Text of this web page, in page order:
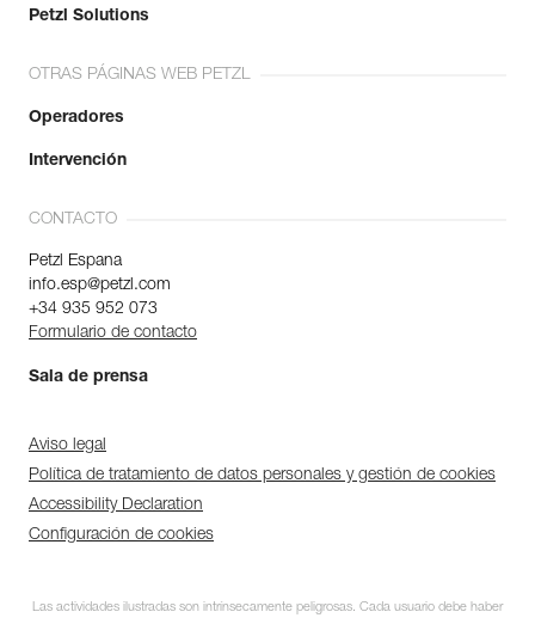
Petzl Solutions
OTRAS PÁGINAS WEB PETZL
Operadores
Intervención
CONTACTO
Petzl Espana
info.esp@petzl.com
+34 935 952 073
Formulario de contacto
Sala de prensa
Aviso legal
Política de tratamiento de datos personales y gestión de cookies
Accessibility Declaration
Configuración de cookies
Las actividades ilustradas son intrínsecamente peligrosas. Cada usuario debe haber